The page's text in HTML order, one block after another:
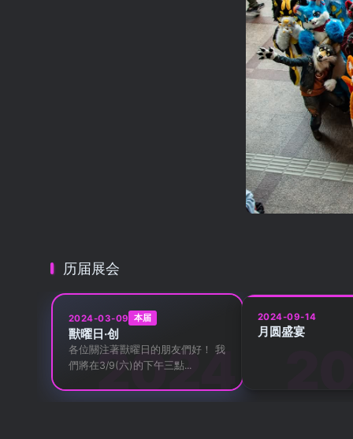
历届展会
2024-03-09 本届
獸曜日·创
各位關注著獸曜日的朋友們好！ 我
們將在3/9(六)的下午三點...
2024-09-14
月圆盛宴